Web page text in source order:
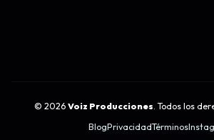
© 2026 Voiz Producciones. Todos los
BlogPrivacidadTérminos